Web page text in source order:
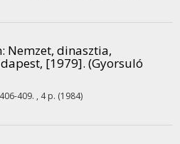
Nemzet, dinasztia,
[1979]. (Gyorsuló
409. , 4 p. (1984)